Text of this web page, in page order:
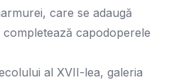
care se adaugă
capodoperele
al XVII-lea, galeria